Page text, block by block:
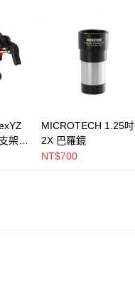
適用)
含以上)免運費
含以上)免運費
架
理)
MICROTECH 1.25吋
2X 巴羅鏡
NT$700